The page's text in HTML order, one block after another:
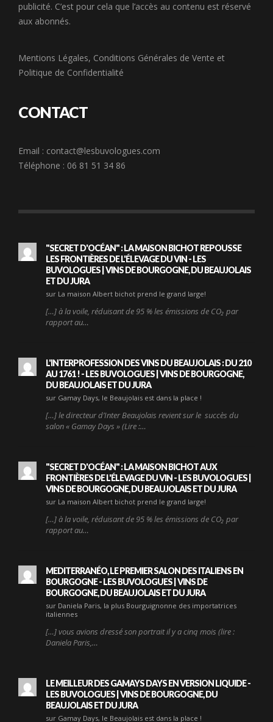
publicité. C’est pour cela que l’accès au contenu est réservé
aux abonnés.
Mentions Légales, Conditions Générales de Vente et
Politique de Confidentialité
CONTACT
Email : contact@lesbuvologues.com
Téléphone : 06 81 51 34 86
"SECRET D'OCÉAN" : LA MAISON BICHOT REPOUSSE
LES FRONTIÈRES DE L'ÉLEVAGE DU VIN - LES
BUVOLOGUES | VINS DE BOURGOGNE, DU BEAUJOLAIS
ET DU JURA
sur La maison Albert bichot prend le grand large!
[…] à la voile, réduisant de 95 % les émissions de CO₂ par
rapport au…
L'INTERPROFESSION DES VINS DU BEAUJOLAIS : DU 210
AU 1761 ! - LES BUVOLOGUES | VINS DE BOURGOGNE,
DU BEAUJOLAIS ET DU JURA
sur Gamay Days, le Beaujolais est dans la place !
[…] le directeur d’Inter Beaujolais revient sur le succès du
salon « Gamay Days » (Lire :…
"SECRET D'OCÉAN" : LA MAISON BICHOT AUX
FRONTIÈRES DE L'ÉLEVAGE DU VIN - LES BUVOLOGUES |
VINS DE BOURGOGNE, DU BEAUJOLAIS ET DU JURA
sur La maison Albert bichot prend le grand large!
[…] à la voile, réduisant de 95 % les émissions de CO₂ par
rapport au…
MEDITERRANÉO, LE PREMIER SALON DES ITALIENS EN
BOURGOGNE - LES BUVOLOGUES | VINS DE
BOURGOGNE, DU BEAUJOLAIS ET DU JURA
sur Daniela Paris, la plus Bourguignonne des importatrices
italiennes
[…] vous avions dressé son portrait il y a cinq mois (lire :
Daniela Paris,…
LE MEILLEUR DES GAMAYS DAYS EN VERSION LIQUIDE -
LES BUVOLOGUES | VINS DE BOURGOGNE, DU
BEAUJOLAIS ET DU JURA
sur Gamay Days, le Beaujolais est dans la place !